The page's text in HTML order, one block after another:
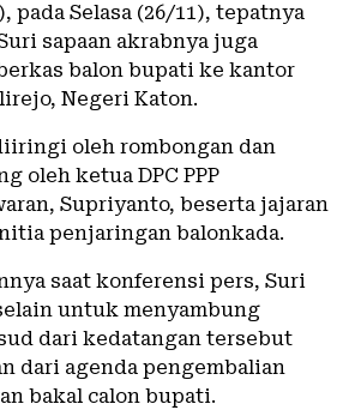
pada Selasa (26/11), tepatnya
sapaan akrabnya juga
balon bupati ke kantor
Negeri Katon.
oleh rombongan dan
oleh ketua DPC PPP
Supriyanto, beserta jajaran
penjaringan balonkada.
saat konferensi pers, Suri
untuk menyambung
dari kedatangan tersebut
dari agenda pengembalian
bakal calon bupati.